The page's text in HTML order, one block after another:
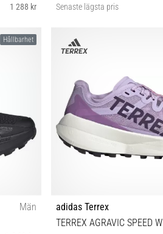
1 288 kr Senaste lägsta pris
Hållbarhet
Män
adidas Terrex
TERREX AGRAVIC SPEED W